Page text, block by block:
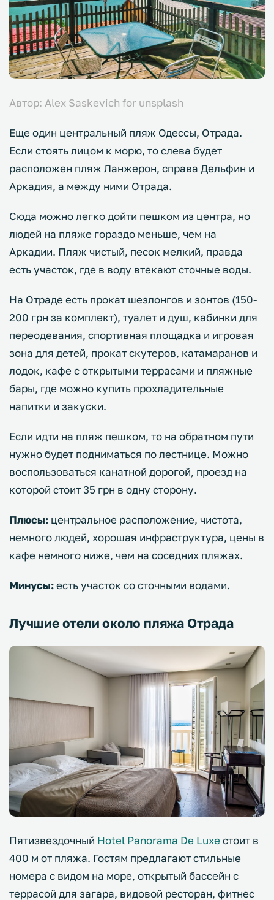
Автор: Alex Saskevich for unsplash
Еще один центральный пляж Одессы, Отрада.
Если стоять лицом к морю, то слева будет
расположен пляж Ланжерон, справа Дельфин и
Аркадия, а между ними Отрада.
Сюда можно легко дойти пешком из центра, но
людей на пляже гораздо меньше, чем на
Аркадии. Пляж чистый, песок мелкий, правда
есть участок, где в воду втекают сточные воды.
На Отраде есть прокат шезлонгов и зонтов (150-
200 грн за комплект), туалет и душ, кабинки для
переодевания, спортивная площадка и игровая
зона для детей, прокат скутеров, катамаранов и
лодок, кафе с открытыми террасами и пляжные
бары, где можно купить прохладительные
напитки и закуски.
Если идти на пляж пешком, то на обратном пути
нужно будет подниматься по лестнице. Можно
воспользоваться канатной дорогой, проезд на
которой стоит 35 грн в одну сторону.
Плюсы: центральное расположение, чистота,
немного людей, хорошая инфраструктура, цены в
кафе немного ниже, чем на соседних пляжах.
Минусы:есть участок со сточными водами.
Лучшие отели около пляжа Отрада
Пятизвездочный Hotel Panorama De Luxe стоит в
400 м от пляжа. Гостям предлагают стильные
номера с видом на море, открытый бассейн с
террасой для загара, видовой ресторан, фитнес